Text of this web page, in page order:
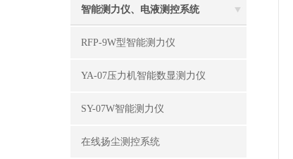
智能测力仪、电液测控系统
RFP-9W型智能测力仪
YA-07压力机智能数显测力仪
SY-07W智能测力仪
在线扬尘测控系统